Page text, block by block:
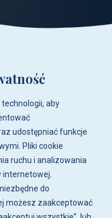
aby
udostępniać funkcje
Pliki cookie
ruchu i analizowania
do
możesz zaakceptować